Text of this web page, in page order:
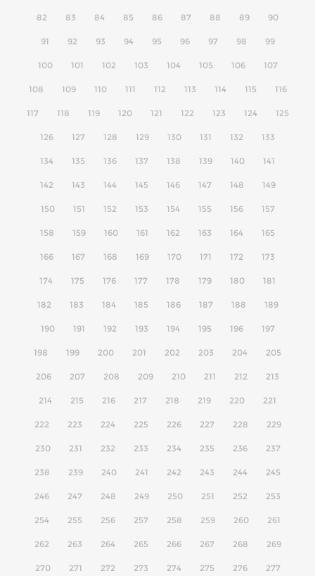
82 83 84 85 86 87 88 89 90
91 92 93 94 95 96 97 98 99
100 101 102 103 104 105 106 107
108 109 110 111 112 113 114 115 116
117 118 119 120 121 122 123 124 125
126 127 128 129 130 131 132 133
134 135 136 137 138 139 140 141
142 143 144 145 146 147 148 149
150 151 152 153 154 155 156 157
158 159 160 161 162 163 164 165
166 167 168 169 170 171 172 173
174 175 176 177 178 179 180 181
182 183 184 185 186 187 188 189
190 191 192 193 194 195 196 197
198 199 200 201 202 203 204 205
206 207 208 209 210 211 212 213
214 215 216 217 218 219 220 221
222 223 224 225 226 227 228 229
230 231 232 233 234 235 236 237
238 239 240 241 242 243 244 245
246 247 248 249 250 251 252 253
254 255 256 257 258 259 260 261
262 263 264 265 266 267 268 269
270 271 272 273 274 275 276 277